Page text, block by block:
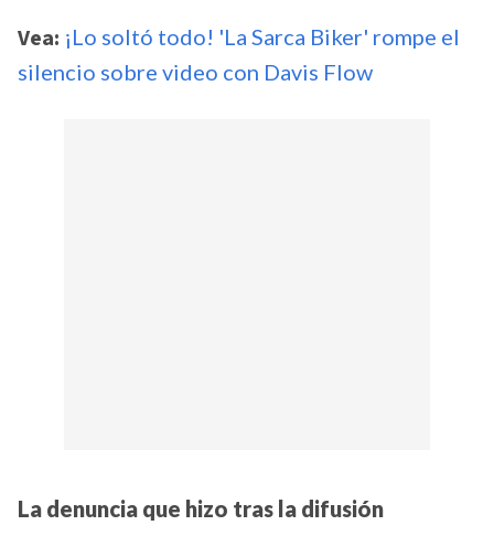
Vea: ¡Lo soltó todo! 'La Sarca Biker' rompe el
silencio sobre video con Davis Flow
La denuncia que hizo tras la difusión